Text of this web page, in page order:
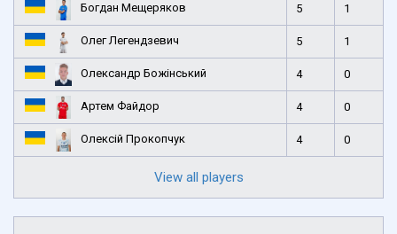
Богдан Мещеряков 5 1
Олег Легендзевич 5 1
Олександр Божінський 4 0
Артем Файдор 4 0
Олексій Прокопчук 4 0
View all players